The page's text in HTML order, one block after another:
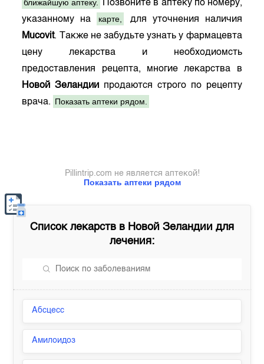
ближайшую аптеку.
Позвоните в аптеку по номеру,
указанному на
карте,
для уточнения наличия
Mucovit. Также не забудьте узнать у фармацевта
цену лекарства и необходиомсть
предоставления рецепта, многие лекарства в
Новой Зеландии продаются строго по рецепту
врача. Показать аптеки рядом.
Показать аптеки рядом
Pillintrip.com не является аптекой!
Список лекарств в Новой Зеландии для
лечения:
Абсцесс
Амилоидоз